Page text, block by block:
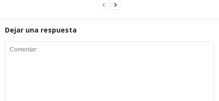
Dejar una respuesta